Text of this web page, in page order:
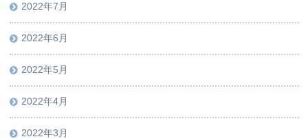
2022年7月
2022年6月
2022年5月
2022年4月
2022年3月